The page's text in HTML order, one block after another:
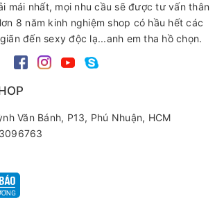
mái nhất, mọi nhu cầu sẽ được tư vấn thân
8 năm kinh nghiệm shop có hầu hết các
đến sexy độc lạ...anh em tha hồ chọn.
Văn Bánh, P13, Phú Nhuận, HCM